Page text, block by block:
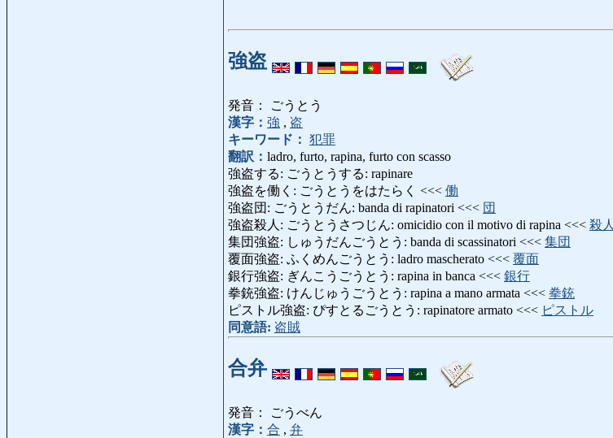
強盗
発音： ごうとう
漢字： 強 , 盗
キーワード： 犯罪
翻訳： ladro, furto, rapina, furto con scasso
強盗する: ごうとうする: rapinare
強盗を働く: ごうとうをはたらく <<< 働
強盗団: ごうとうだん: banda di rapinatori <<< 団
強盗殺人: ごうとうさつじん: omicidio con il motivo di rapina <<< 殺人
集団強盗: しゅうだんごうとう: banda di scassinatori <<< 集団
覆面強盗: ふくめんごうとう: ladro mascherato <<< 覆面
銀行強盗: ぎんこうごうとう: rapina in banca <<< 銀行
拳銃強盗: けんじゅうごうとう: rapina a mano armata <<< 拳銃
ピストル強盗: ぴすとるごうとう: rapinatore armato <<< ピストル
同意語: 盗賊
合弁
発音： ごうべん
漢字： 合 , 弁